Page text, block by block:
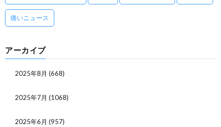
痛いニュース
アーカイブ
2025年8月 (668)
2025年7月 (1068)
2025年6月 (957)